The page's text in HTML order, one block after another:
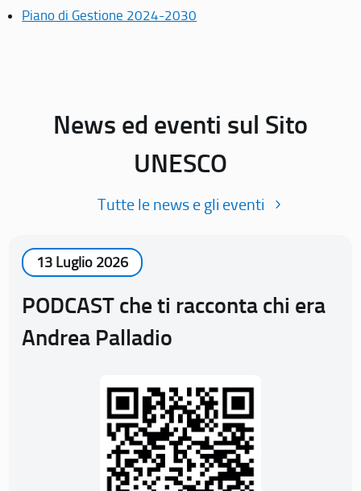
Piano di Gestione 2024-2030
News ed eventi sul Sito
UNESCO
Tutte le news e gli eventi
13 Luglio 2026
PODCAST che ti racconta chi era
Andrea Palladio